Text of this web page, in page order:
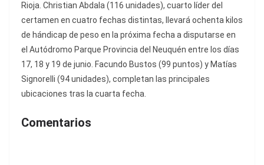
Rioja. Christian Abdala (116 unidades), cuarto líder del
certamen en cuatro fechas distintas, llevará ochenta kilos
de hándicap de peso en la próxima fecha a disputarse en
el Autódromo Parque Provincia del Neuquén entre los días
17, 18 y 19 de junio. Facundo Bustos (99 puntos) y Matías
Signorelli (94 unidades), completan las principales
ubicaciones tras la cuarta fecha.
Comentarios